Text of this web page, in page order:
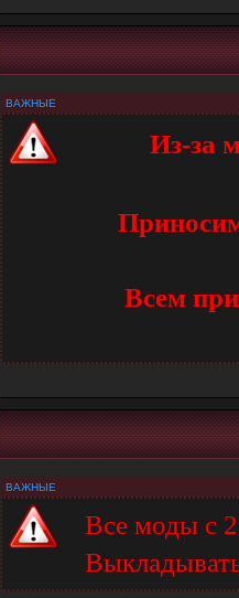
ВАЖНЫЕ
Из-за
Всем
ВАЖНЫЕ
Все моды с